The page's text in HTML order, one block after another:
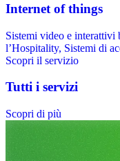
Internet of things
Sistemi video e interattivi
l’Hospitality, Sistemi di
Scopri il servizio
Tutti i servizi
Scopri di più